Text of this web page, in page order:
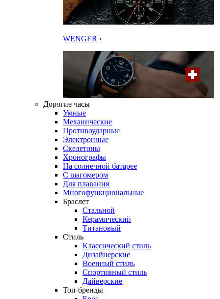
WENGER ›
Дорогие часы
Умные
Механические
Противоударные
Электронные
Скелетоны
Хронографы
На солнечной батарее
С шагомером
Для плавания
Многофункциональные
Браслет
Стальной
Керамический
Титановый
Стиль
Классический стиль
Дизайнерские
Военный стиль
Спортивный стиль
Дайверские
Топ-бренды